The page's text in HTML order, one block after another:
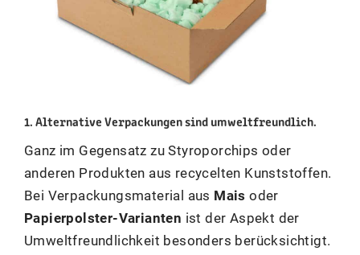
1. Alternative Verpackungen sind umweltfreundlich.
Ganz im Gegensatz zu Styroporchips oder
anderen Produkten aus recycelten Kunststoffen.
Bei Verpackungsmaterial aus Maisoder
Papierpolster-Varianten ist der Aspekt der
Umweltfreundlichkeit besonders berücksichtigt.